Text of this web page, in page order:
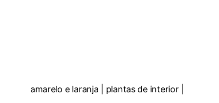
Categorias
amarelo e laranja | plantas de interior |